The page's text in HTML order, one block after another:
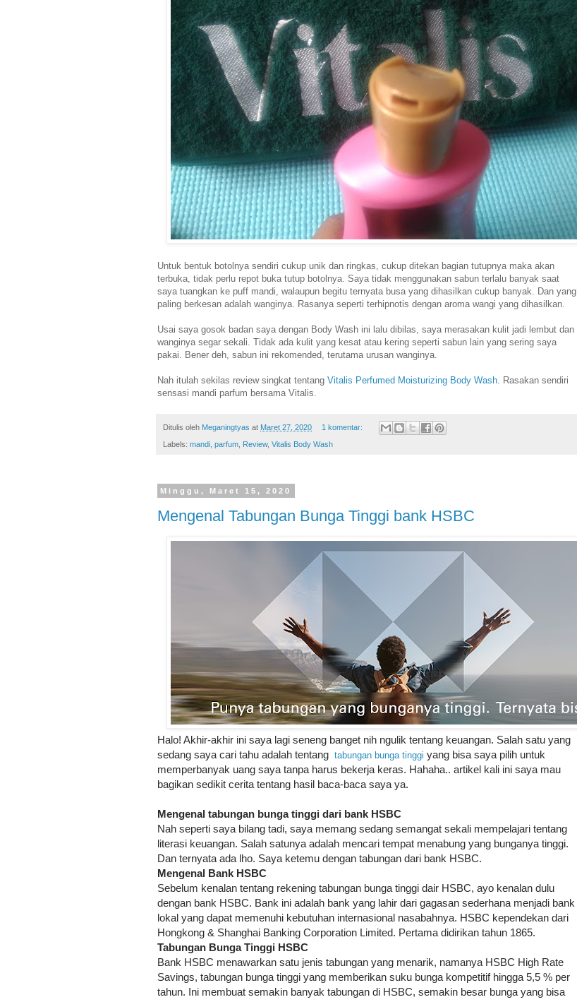
Untuk bentuk botolnya sendiri cukup unik dan ringkas, cukup ditekan bagian tutupnya maka akan
terbuka, tidak perlu repot buka tutup botolnya. Saya tidak menggunakan sabun terlalu banyak saat
saya tuangkan ke puff mandi, walaupun begitu ternyata busa yang dihasilkan cukup banyak. Dan yang
paling berkesan adalah wanginya. Rasanya seperti terhipnotis dengan aroma wangi yang dihasilkan.
Usai saya gosok badan saya dengan Body Wash ini lalu dibilas, saya merasakan kulit jadi lembut dan
wanginya segar sekali. Tidak ada kulit yang kesat atau kering seperti sabun lain yang sering saya
pakai. Bener deh, sabun ini rekomended, terutama urusan wanginya.
Nah itulah sekilas review singkat tentang Vitalis Perfumed Moisturizing Body Wash . Rasakan sendiri
sensasi mandi parfum bersama Vitalis.
Ditulis oleh Meganingtyas at Maret 27, 2020 1 komentar:
Labels: mandi parfum Review, Vitalis Body Wash
Minggu, Maret 15, 2020
Mengenal Tabungan Bunga Tinggi bank HSBC
Halo! Akhir-akhir ini saya lagi seneng banget nih ngulik tentang keuangan. Salah satu yang
sedang saya cari tahu adalah tentang tabungan bunga tinggi yang bisa saya pilih untuk
memperbanyak uang saya tanpa harus bekerja keras. Hahaha.. artikel kali ini saya mau
bagikan sedikit cerita tentang hasil baca-baca saya ya.
Mengenal tabungan bunga tinggi dari bank HSBC
Nah seperti saya bilang tadi, saya memang sedang semangat sekali mempelajari tentang
literasi keuangan. Salah satunya adalah mencari tempat menabung yang bunganya tinggi.
Dan ternyata ada lho. Saya ketemu dengan tabungan dari bank HSBC.
Mengenal Bank HSBC
Sebelum kenalan tentang rekening tabungan bunga tinggi dair HSBC, ayo kenalan dulu
dengan bank HSBC. Bank ini adalah bank yang lahir dari gagasan sederhana menjadi bank
lokal yang dapat memenuhi kebutuhan internasional nasabahnya. HSBC kependekan dari
Hongkong & Shanghai Banking Corporation Limited. Pertama didirikan tahun 1865.
Tabungan Bunga Tinggi HSBC
Bank HSBC menawarkan satu jenis tabungan yang menarik, namanya HSBC High Rate
Savings, tabungan bunga tinggi yang memberikan suku bunga kompetitif hingga 5,5 % per
tahun. Ini membuat semakin banyak tabungan di HSBC, semakin besar bunga yang bisa